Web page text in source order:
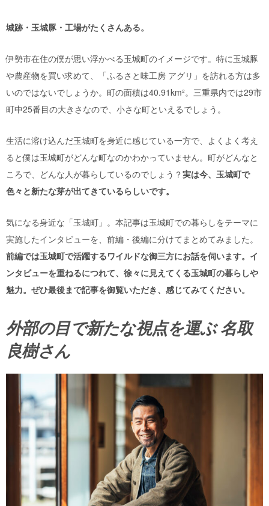
城跡・玉城豚・工場がたくさんある。
伊勢市在住の僕が思い浮かべる玉城町のイメージです。特に玉城豚
や農産物を買い求めて、「ふるさと味工房 アグリ」を訪れる方は多
いのではないでしょうか。町の面積は40.91km²。三重県内では29市
町中25番目の大きさなので、小さな町といえるでしょう。
生活に溶け込んだ玉城町を身近に感じている一方で、よくよく考え
ると僕は玉城町がどんな町なのかわかっていません。町がどんなと
ころで、どんな人が暮らしているのでしょう？実は今、玉城町で
色々と新たな芽が出てきているらしいです。
気になる身近な「玉城町」。本記事は玉城町での暮らしをテーマに
実施したインタビューを、前編・後編に分けてまとめてみました。
前編では玉城町で活躍するワイルドな御三方にお話を伺います。イ
ンタビューを重ねるにつれて、徐々に見えてくる玉城町の暮らしや
魅力。ぜひ最後まで記事を御覧いただき、感じてみてください。
外部の目で新たな視点を運ぶ 名取
良樹さん